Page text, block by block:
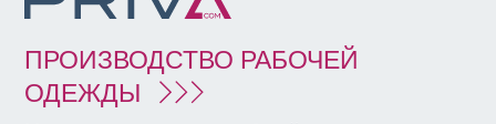
ПРОИЗВОДСТВО РАБОЧЕЙ
ОДЕЖДЫ